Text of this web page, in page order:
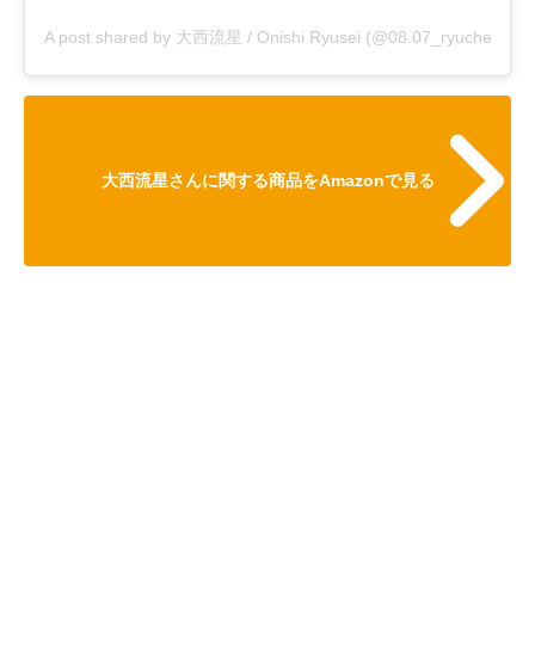
A post shared by 大西流星 / Onishi Ryusei (@08.07_ryuche)
大西流星さんに関する商品をAmazonで見る